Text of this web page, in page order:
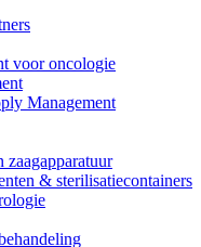
hier het complete
ons op.
voor oncologie
Management
zaagapparatuur
& sterilisatiecontainers